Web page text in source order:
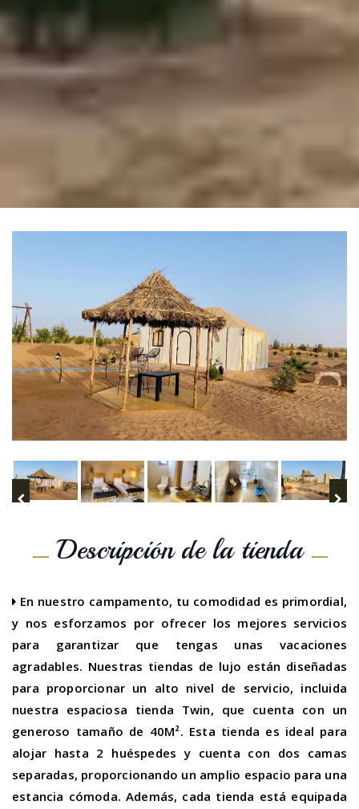
Descripción de la tienda
En nuestro campamento, tu comodidad es primordial,
y nos esforzamos por ofrecer los mejores servicios
para garantizar que tengas unas vacaciones
agradables. Nuestras tiendas de lujo están diseñadas
para proporcionar un alto nivel de servicio, incluida
nuestra espaciosa tienda Twin, que cuenta con un
generoso tamaño de 40M². Esta tienda es ideal para
alojar hasta 2 huéspedes y cuenta con dos camas
separadas, proporcionando un amplio espacio para una
estancia cómoda. Además, cada tienda está equipada